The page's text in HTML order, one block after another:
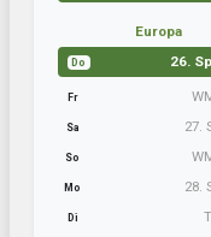
Europa
Do 26.
Fr
Sa 27.
So
Mo 28.
Di